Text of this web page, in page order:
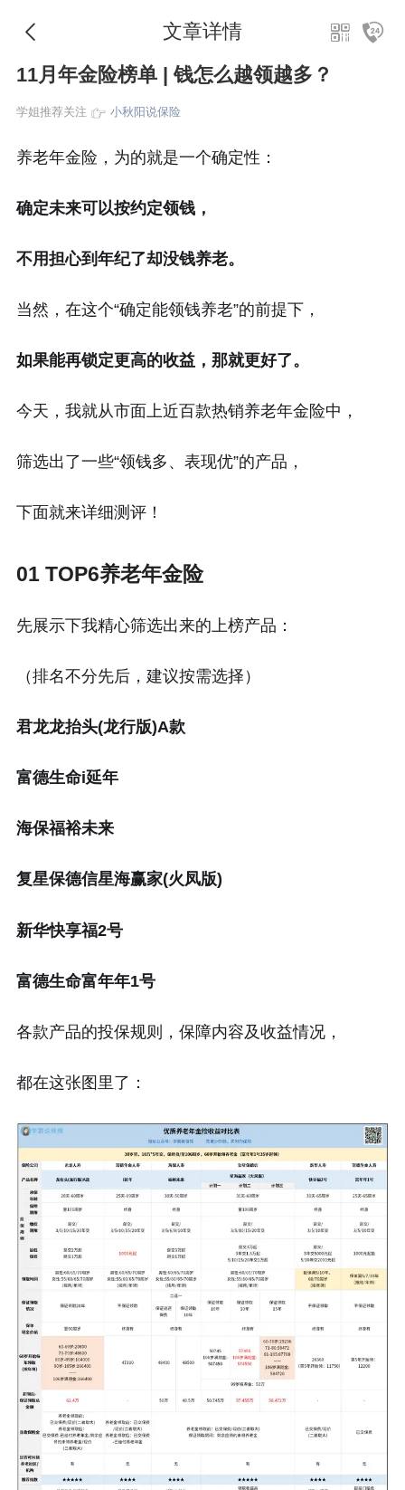
文章详情
11月年金险榜单 | 钱怎么越领越多？
学姐推荐关注 小秋阳说保险
养老年金险，为的就是一个确定性：
确定未来可以按约定领钱，
不用担心到年纪了却没钱养老。
当然，在这个“确定能领钱养老”的前提下，
如果能再锁定更高的收益，那就更好了。
今天，我就从市面上近百款热销养老年金险中，
筛选出了一些“领钱多、表现优”的产品，
下面就来详细测评！
01 TOP6养老年金险
先展示下我精心筛选出来的上榜产品：
（排名不分先后，建议按需选择）
君龙龙抬头(龙行版)A款
富德生命i延年
海保福裕未来
复星保德信星海赢家(火凤版)
新华快享福2号
富德生命富年年1号
各款产品的投保规则，保障内容及收益情况，
都在这张图里了：